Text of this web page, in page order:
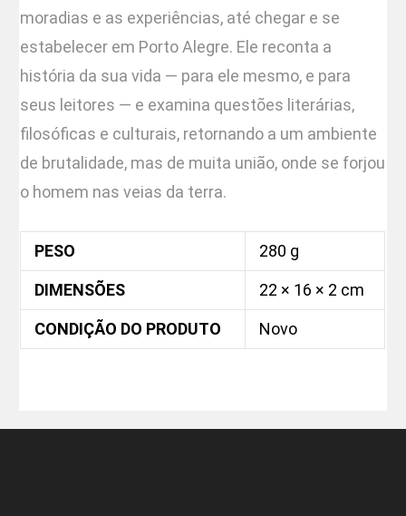
moradias e as experiências, até chegar e se
estabelecer em Porto Alegre. Ele reconta a
história da sua vida — para ele mesmo, e para
seus leitores — e examina questões literárias,
filosóficas e culturais, retornando a um ambiente
de brutalidade, mas de muita união, onde se forjou
o homem nas veias da terra.
PESO 280 g
DIMENSÕES 22 × 16 × 2 cm
CONDIÇÃO DO PRODUTO Novo